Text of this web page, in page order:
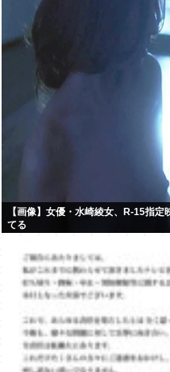
【画像】女優・水崎綾女、R-15指
てる